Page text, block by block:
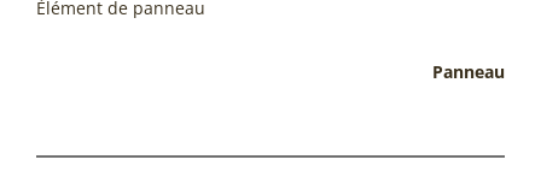
Élément de panneau
Panneau